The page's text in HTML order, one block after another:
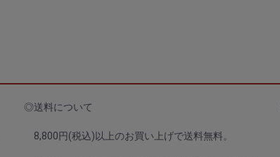
◎送料について
8,800円(税込)以上のお買い上げで送料無料。